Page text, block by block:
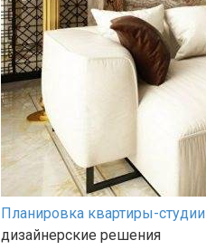
Планировка квартиры-студии
дизайнерские решения